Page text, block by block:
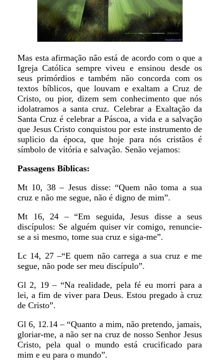
Mas esta afirmação não está de acordo com o que a
Igreja Católica sempre viveu e ensinou desde os
seus primórdios e também não concorda com os
textos bíblicos, que louvam e exaltam a Cruz de
Cristo, ou pior, dizem sem conhecimento que nós
idolatramos a santa cruz. Celebrar a Exaltação da
Santa Cruz é celebrar a Páscoa, a vida e a salvação
que Jesus Cristo conquistou por este instrumento de
suplicio da época, que hoje para nós cristãos é
símbolo de vitória e salvação. Senão vejamos:
Passagens Bíblicas:
Mt 10, 38 – Jesus disse: “Quem não toma a sua
cruz e não me segue, não é digno de mim”.
Mt 16, 24 – “Em seguida, Jesus disse a seus
discípulos: Se alguém quiser vir comigo, renuncie-
se a si mesmo, tome sua cruz e siga-me”.
Lc 14, 27 –“E quem não carrega a sua cruz e me
segue, não pode ser meu discípulo”.
Gl 2, 19 – “Na realidade, pela fé eu morri para a
lei, a fim de viver para Deus. Estou pregado à cruz
de Cristo”.
Gl 6, 12.14 – “Quanto a mim, não pretendo, jamais,
gloriar-me, a não ser na cruz de nosso Senhor Jesus
Cristo, pela qual o mundo está crucificado para
mim e eu para o mundo”.